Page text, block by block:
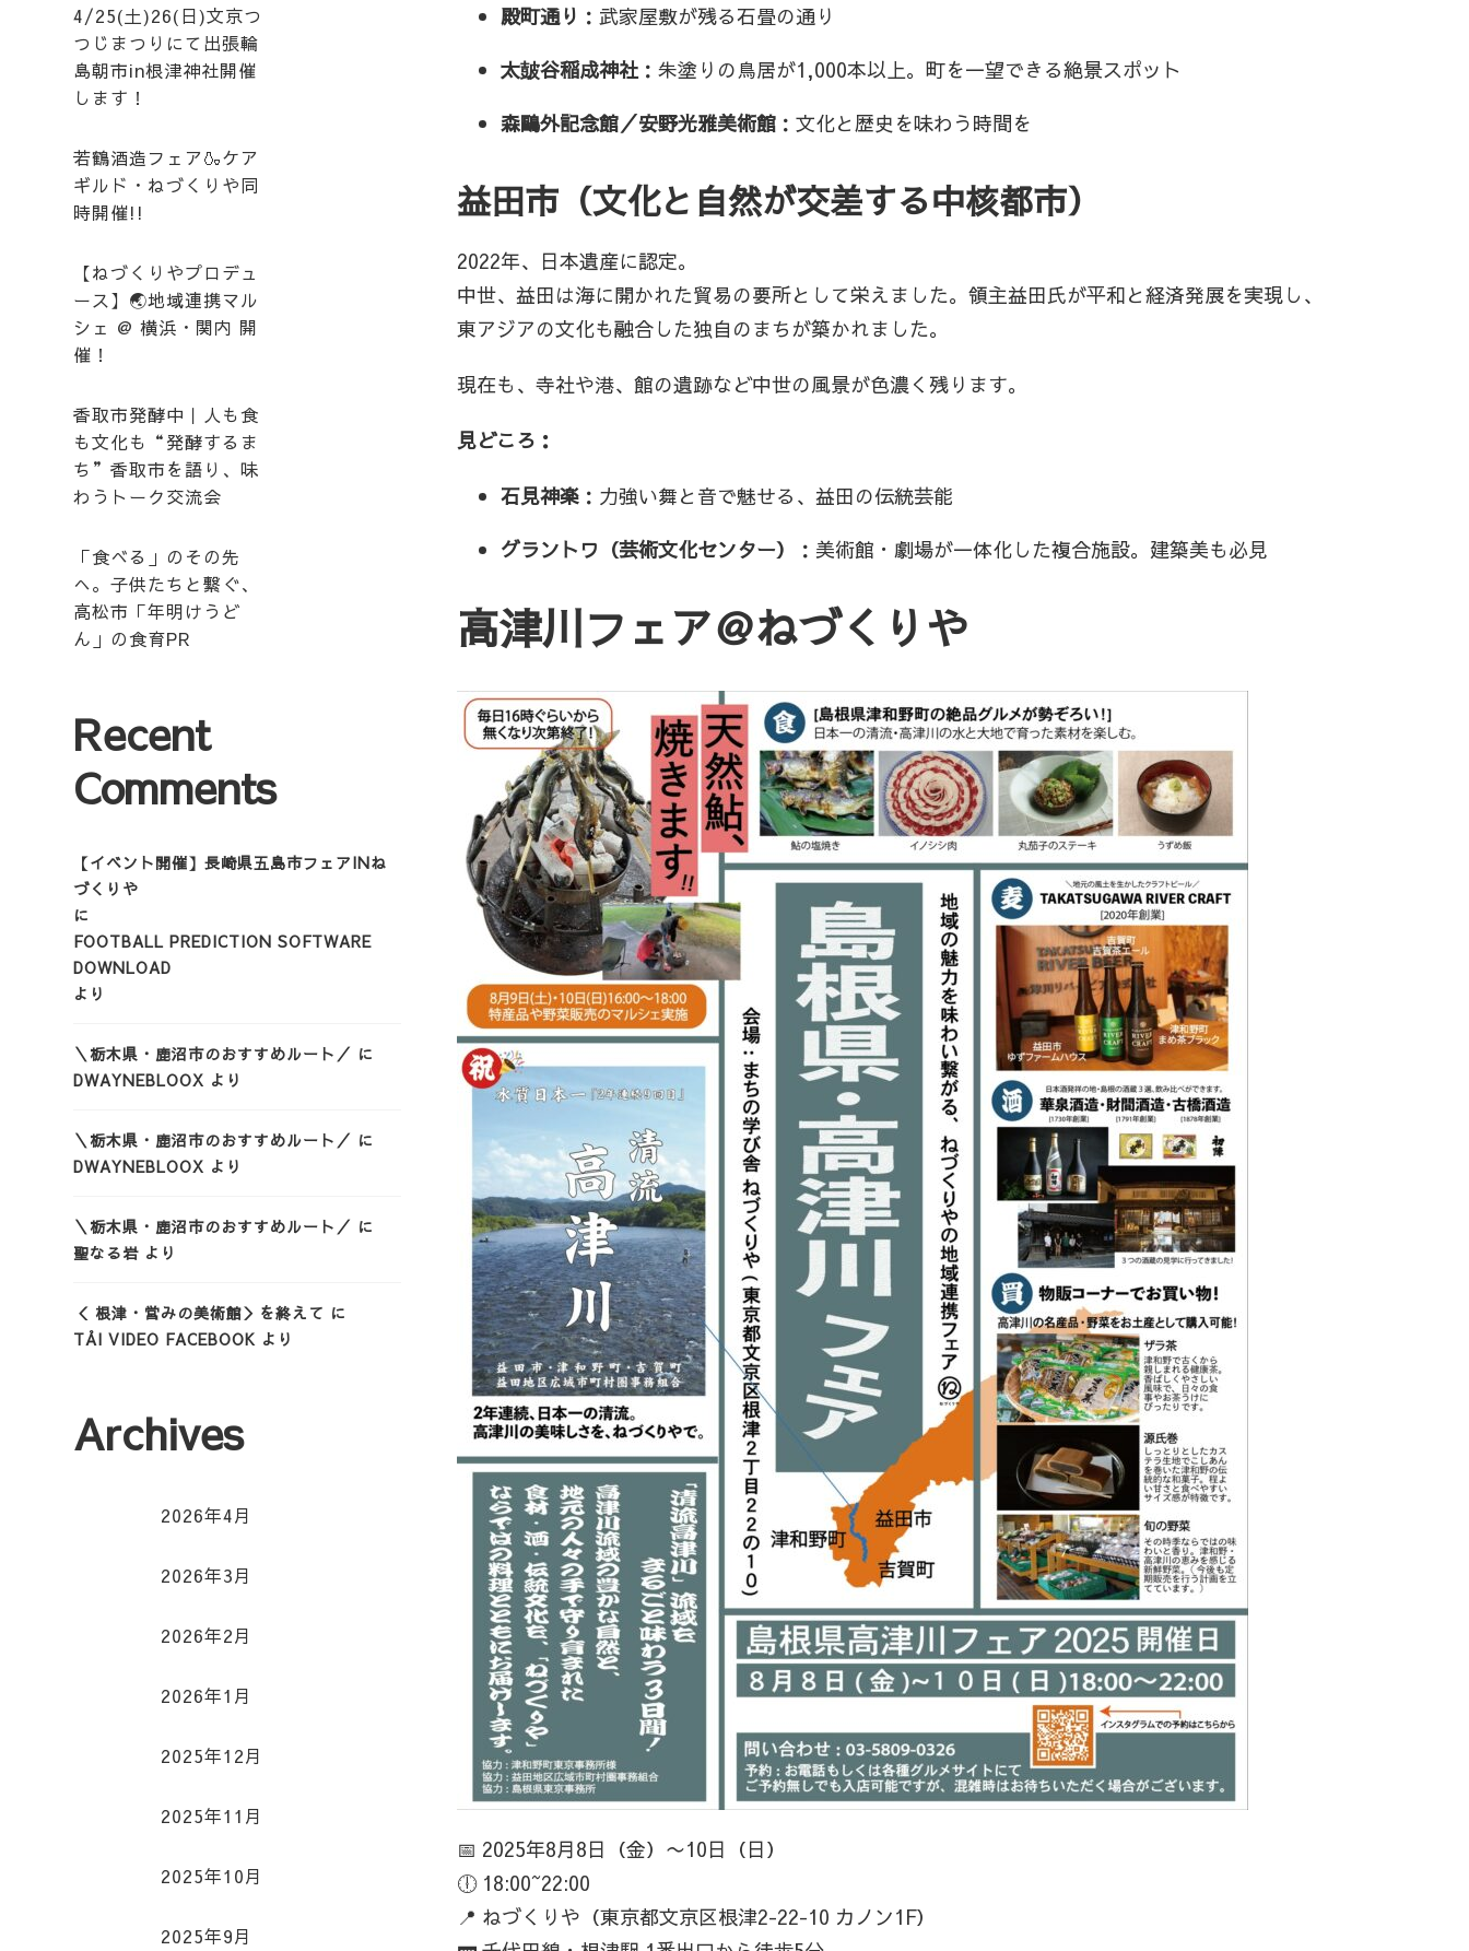
殿町通り ：武家屋敷が残る石畳の通り
太皷谷稲成神社 ：朱塗りの鳥居が1,000本以上。町を一望できる絶景スポット
森鷗外記念館／安野光雅美術館 ：文化と歴史を味わう時間を
益田市（文化と自然が交差する中核都市）
2022年、日本遺産に認定。
中世、益田は海に開かれた貿易の要所として栄えました。領主益田氏が平和と経済発展を実現し、
東アジアの文化も融合した独自のまちが築かれました。
現在も、寺社や港、館の遺跡など中世の風景が色濃く残ります。
見どころ：
石見神楽 ：力強い舞と音で魅せる、益田の伝統芸能
グラントワ（芸術文化センター）
：美術館・劇場が一体化した複合施設。建築美も必見
高津川フェア＠ねづくりや
📅 2025年8月8日（金）〜10日（日）
🕕 18:00~22:00
📍 ねづくりや（東京都文京区根津2-22-10 カノン1F）
4/25(土)26(日)文京つ
つじまつりにて出張輪
島朝市in根津神社開催
します！
若鶴酒造フェア🍶ケア
ギルド・ねづくりや同
時開催!!
【ねづくりやプロデュ
ース】🌏地域連携マル
シェ @ 横浜・関内 開
催！
香取市発酵中｜人も食
も文化も“発酵するま
ち”香取市を語り、味
わうトーク交流会
「食べる」のその先
へ。子供たちと繋ぐ、
高松市「年明けうど
ん」の食育PR
Recent
Comments
【イベント開催】長崎県五島市フェアINね
づくりや
に
FOOTBALL PREDICTION SOFTWARE
DOWNLOAD
より
＼栃木県・鹿沼市のおすすめルート／ に
DWAYNEBLOOX より
＼栃木県・鹿沼市のおすすめルート／ に
DWAYNEBLOOX より
＼栃木県・鹿沼市のおすすめルート／ に
聖なる岩 より
＜ 根津・営みの美術館＞を終えて に
TẢI VIDEO FACEBOOK より
Archives
2026年4月
2026年3月
2026年2月
2026年1月
2025年12月
2025年11月
2025年10月
2025年9月